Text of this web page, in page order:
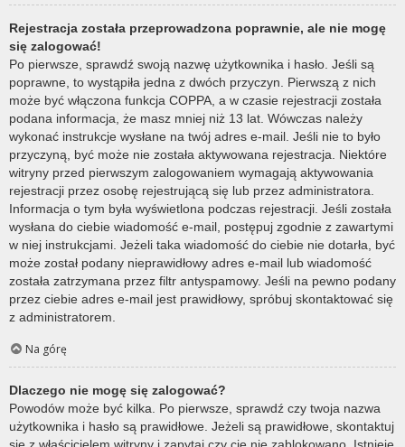
Rejestracja została przeprowadzona poprawnie, ale nie mogę
się zalogować!
Po pierwsze, sprawdź swoją nazwę użytkownika i hasło. Jeśli są
poprawne, to wystąpiła jedna z dwóch przyczyn. Pierwszą z nich
może być włączona funkcja COPPA, a w czasie rejestracji została
podana informacja, że masz mniej niż 13 lat. Wówczas należy
wykonać instrukcje wysłane na twój adres e-mail. Jeśli nie to było
przyczyną, być może nie została aktywowana rejestracja. Niektóre
witryny przed pierwszym zalogowaniem wymagają aktywowania
rejestracji przez osobę rejestrującą się lub przez administratora.
Informacja o tym była wyświetlona podczas rejestracji. Jeśli została
wysłana do ciebie wiadomość e-mail, postępuj zgodnie z zawartymi
w niej instrukcjami. Jeżeli taka wiadomość do ciebie nie dotarła, być
może został podany nieprawidłowy adres e-mail lub wiadomość
została zatrzymana przez filtr antyspamowy. Jeśli na pewno podany
przez ciebie adres e-mail jest prawidłowy, spróbuj skontaktować się
z administratorem.
Na górę
Dlaczego nie mogę się zalogować?
Powodów może być kilka. Po pierwsze, sprawdź czy twoja nazwa
użytkownika i hasło są prawidłowe. Jeżeli są prawidłowe, skontaktuj